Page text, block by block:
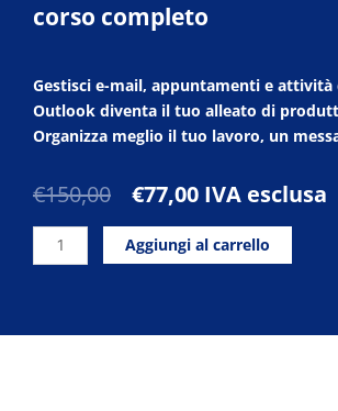
corso completo
Gestisci e-mail, appuntamenti e
Outlook diventa il tuo alleato di
Organizza meglio il tuo lavoro, un
€150,00
Il
originale
era:
€77,00Il
attuale
è:
IVA esclusa
Microsoft
365:
corso
Aggiungi al carrello